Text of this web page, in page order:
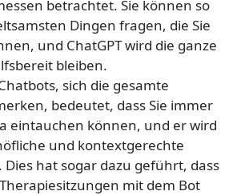
betrachtet. Sie können so
Dingen fragen, die Sie
und ChatGPT wird die ganze
bleiben.
sich die gesamte
bedeutet, dass Sie immer
eintauchen können, und er wird
und kontextgerechte
hat sogar dazu geführt, dass
mit dem Bot